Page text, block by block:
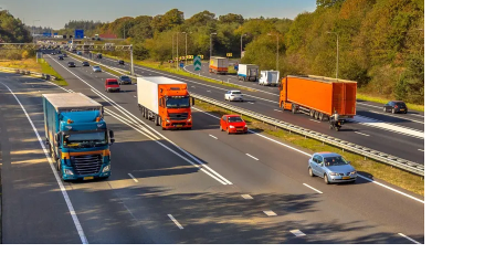
Auto Diensten